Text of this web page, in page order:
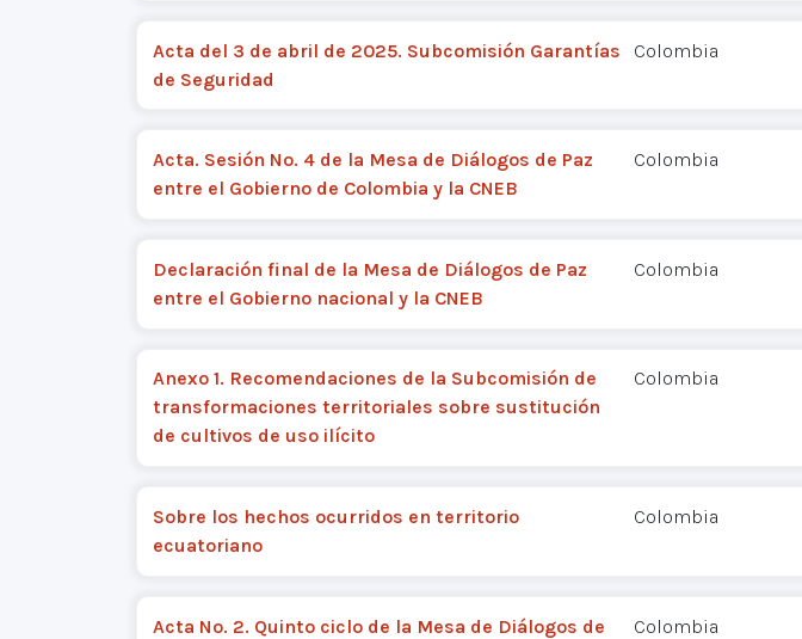
Acta del 3 de abril de 2025. Subcomisión Garantías
de Seguridad
Colombia
Acta. Sesión No. 4 de la Mesa de Diálogos de Paz
entre el Gobierno de Colombia y la CNEB
Colombia
Declaración final de la Mesa de Diálogos de Paz
entre el Gobierno nacional y la CNEB
Colombia
Anexo 1. Recomendaciones de la Subcomisión de
transformaciones territoriales sobre sustitución
de cultivos de uso ilícito
Colombia
Sobre los hechos ocurridos en territorio
ecuatoriano
Colombia
Acta No. 2. Quinto ciclo de la Mesa de Diálogos de
Colombia